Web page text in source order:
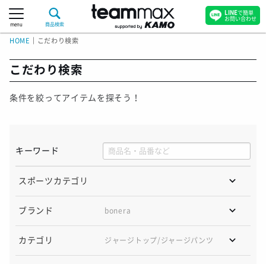
menu 商品検索
HOME こだわり検索
こだわり検索
条件を絞ってアイテムを探そう！
キーワード
スポーツカテゴリ
ブランド bonera
カテゴリ ジャージトップ/ジャージパンツ
LINEで簡単
お問い合わせ